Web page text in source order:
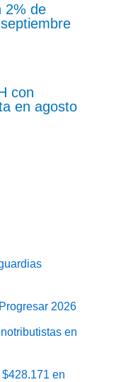
2% de
con
en agosto
2026
en
en